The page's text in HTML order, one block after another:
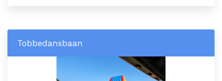
Tobbedansbaan